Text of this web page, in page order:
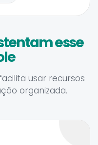
esse
usar recursos
organizada.